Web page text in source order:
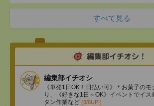
すべて見る
編集部イチオシ
《単発1日OK！日払い可》＊お菓子の
り、《好きな1日～OK》イベントでイス
タン作業など (8/6UP!)